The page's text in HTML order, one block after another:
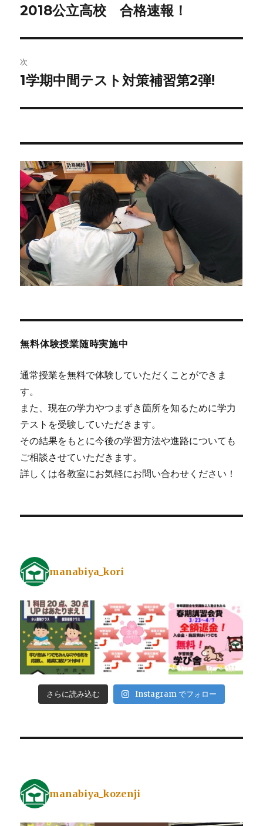
稿
ビ
ゲ
ー
ン
前
投
稿:
2018公立高校 合格速報！
次
次
投
1学期中間テスト対策補習第2弾!
無料体験授業随時実施中
通常授業を無料で体験していただくことができま
す。
また、現在の学力やつまずき箇所を知るために学力
テストを受験していただきます。
その結果をもとに今後の学習方法や進路についても
ご相談させていただきます。
詳しくは各教室にお気軽にお問い合わせください！
manabiya_kori
さらに読み込む Instagram でフォロー
manabiya_kozenji